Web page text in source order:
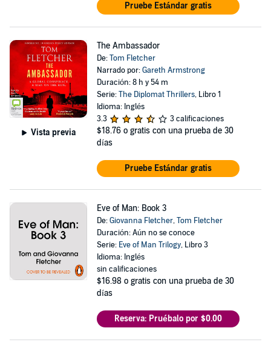
Pruebe Estándar gratis
Vista previa
The Ambassador
De:Tom Fletcher
Narrado por:Gareth Armstrong
Duración: 8 h y 54 m
Serie:The Diplomat Thrillers, Libro 1
Idioma: Inglés
3.3
3 calificaciones
$18.76 o gratis con una prueba de 30
días
Pruebe Estándar gratis
Eve of Man: Book 3
De:Giovanna Fletcher,Tom Fletcher
Duración: Aún no se conoce
Serie: Eve of Man Trilogy, Libro 3
Idioma: Inglés
sin calificaciones
$16.98 o gratis con una prueba de 30
días
Reserva: Pruébalo por $0.00